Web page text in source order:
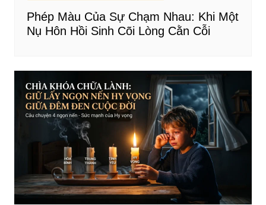
Phép Màu Của Sự Chạm Nhau: Khi Một
Nụ Hôn Hồi Sinh Cõi Lòng Cằn Cỗi